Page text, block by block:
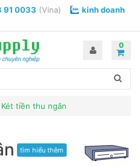
91 0033 (Vina)
kinh doanh
0
Két tiền thu ngân
tìm hiểu thêm